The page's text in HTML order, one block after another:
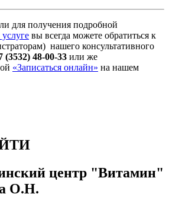
для получения подробной
вы всегда можете обратиться к
нашего консультативного
(3532) 48-00-33 или же
«Записаться онлайн» на нашем
центр "Витамин"
О.Н.